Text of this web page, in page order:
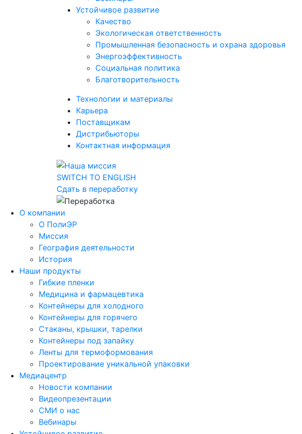
Устойчивое развитие
Качество
Экологическая ответственность
Промышленная безопасность и охрана здоровья
Энергоэффективность
Социальная политика
Благотворительность
Технологии и материалы
Карьера
Поставщикам
Дистрибьюторы
Контактная информация
SWITCH TO ENGLISH
Сдать в переработку
О компании
О ПолиЭР
Миссия
География деятельности
История
Наши продукты
Гибкие пленки
Медицина и фармацевтика
Контейнеры для холодного
Контейнеры для горячего
Стаканы, крышки, тарелки
Контейнеры под запайку
Ленты для термоформования
Проектирование уникальной упаковки
Медиацентр
Новости компании
Видеопрезентации
СМИ о нас
Вебинары